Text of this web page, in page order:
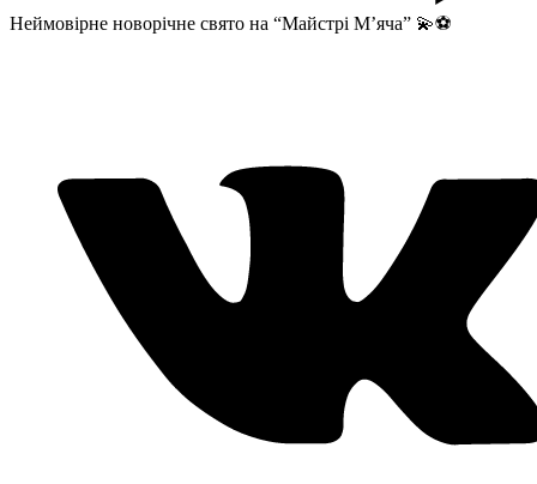
Неймовірне новорічне свято на “Майстрі М’яча” 💫⚽️